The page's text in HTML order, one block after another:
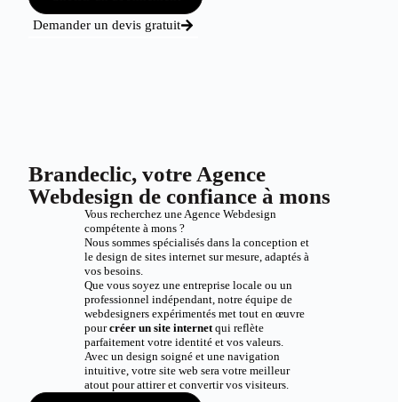
Demander un devis gratuit
Brandeclic, votre Agence
Webdesign de confiance à mons
Vous recherchez une Agence Webdesign
compétente à mons ?
Nous sommes spécialisés dans la conception et
le design de sites internet sur mesure, adaptés à
vos besoins.
Que vous soyez une entreprise locale ou un
professionnel indépendant, notre équipe de
webdesigners expérimentés met tout en œuvre
pourcréer un site internetqui reflète
parfaitement votre identité et vos valeurs.
Avec un design soigné et une navigation
intuitive, votre site web sera votre meilleur
atout pour attirer et convertir vos visiteurs.